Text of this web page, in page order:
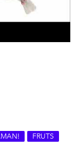
FRUTS